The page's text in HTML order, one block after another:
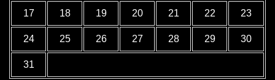
17 18 19 20 21 22 23
24 25 26 27 28 29 30
31